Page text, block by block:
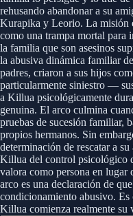
rehusando abandonar a su
Kurapika y Leorio. La misión
como una trampa mortal para
la familia que son asesinos
la abusiva dinámica familiar
padres, criaron a sus hijos
particularmente siniestro —
a Killua psicológicamente
genuina. El arco culmina
pruebas de sucesión familiar,
propios hermanos. Sin
determinación de rescatar a
Killua del control psicológico
valora como persona en
arco es una declaración de
condicionamiento abusivo.
Killua comienza realmente su